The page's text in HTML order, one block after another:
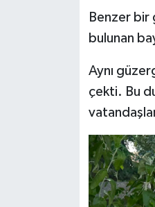
Benzer bir
bulunan
Aynı
çekti. Bu